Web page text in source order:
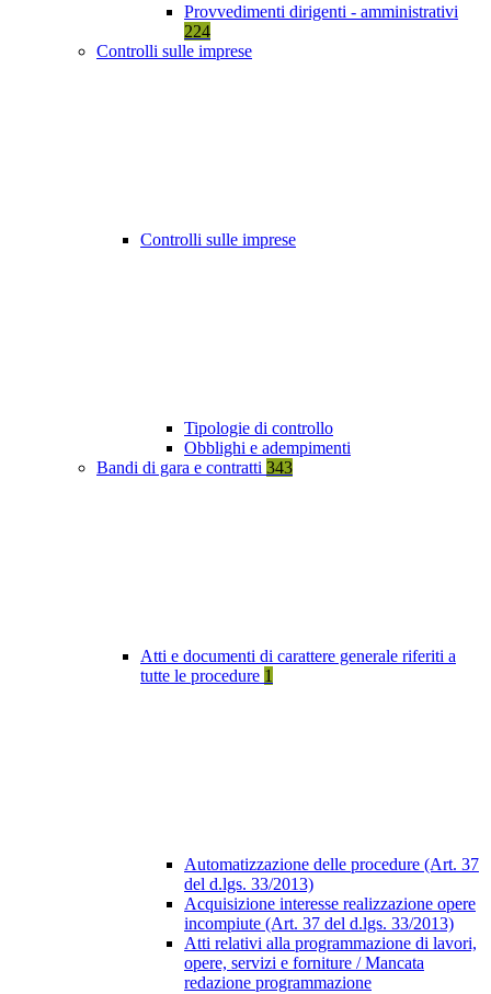
Provvedimenti dirigenti - amministrativi
224
Controlli sulle imprese
Controlli sulle imprese
Tipologie di controllo
Obblighi e adempimenti
Bandi di gara e contratti 343
Atti e documenti di carattere generale riferiti a
tutte le procedure 1
Automatizzazione delle procedure (Art. 37
del d.lgs. 33/2013)
Acquisizione interesse realizzazione opere
incompiute (Art. 37 del d.lgs. 33/2013)
Atti relativi alla programmazione di lavori,
opere, servizi e forniture / Mancata
redazione programmazione